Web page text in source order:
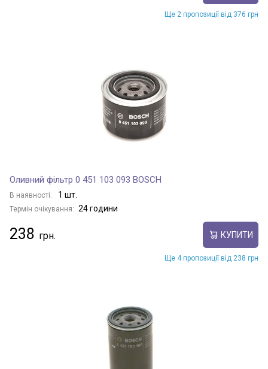
Ще 2 пропозиції від 376 грн
Оливний фільтр 0 451 103 093 BOSCH
В наявності: 1 шт.
Термін очікування: 24 години
238 КУПИТИ
Ще 4 пропозиції від 238 грн